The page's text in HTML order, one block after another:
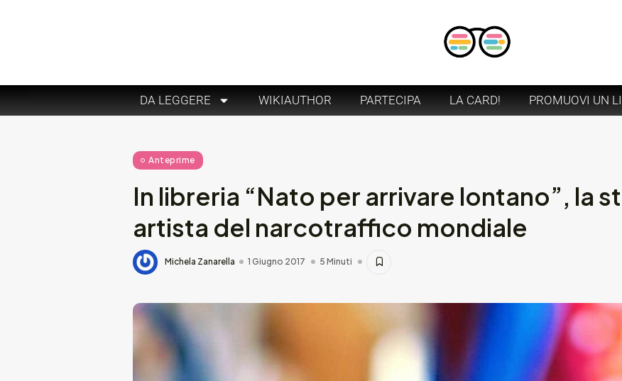
DA LEGGERE WIKIAUTHOR PARTECIPA LA CARD! PROMUOVI UN
Anteprime
In libreria “Nato per arrivare lontano”, la
artista del narcotraffico mondiale
Michela Zanarella 1 Giugno 2017 5 Minuti